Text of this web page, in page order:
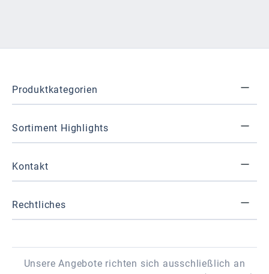
Produktkategorien
Sortiment Highlights
Kontakt
Rechtliches
Unsere Angebote richten sich ausschließlich an